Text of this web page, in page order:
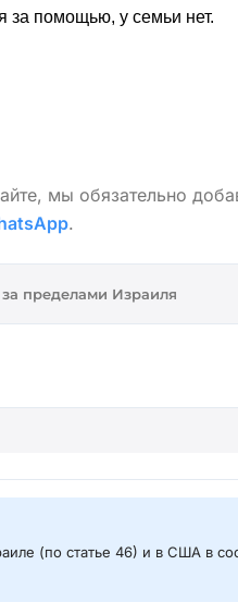
за помощью, у семьи нет.
мы обязательно
.
пределами Израиля
(по статье 46) и в США в